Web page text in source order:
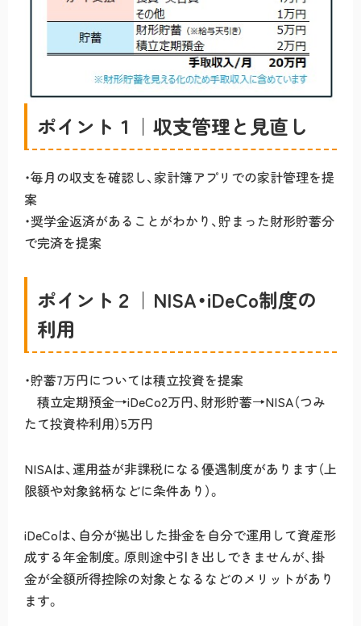
ポイント１｜収支管理と見直し
・毎月の収支を確認し、家計簿アプリでの家計管理を提
案
・奨学金返済があることがわかり、貯まった財形貯蓄分
で完済を提案
ポイント２｜NISA・iDeCo制度の
利用
・貯蓄7万円については積立投資を提案
積立定期預金→iDeCo2万円、財形貯蓄→NISA（つみ
たて投資枠利用）5万円
NISAは、運用益が非課税になる優遇制度があります（上
限額や対象銘柄などに条件あり）。
iDeCoは、自分が拠出した掛金を自分で運用して資産形
成する年金制度。原則途中引き出しできませんが、掛
金が全額所得控除の対象となるなどのメリットがあり
ます。